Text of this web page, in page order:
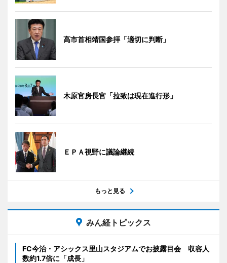
高市首相靖国参拝「適切に判断」
木原官房長官「拉致は現在進行形」
ＥＰＡ視野に議論継続
もっと見る
みん経トピックス
FC今治・アシックス里山スタジアムでお披露目会 収容人
数約1.7倍に「成長」